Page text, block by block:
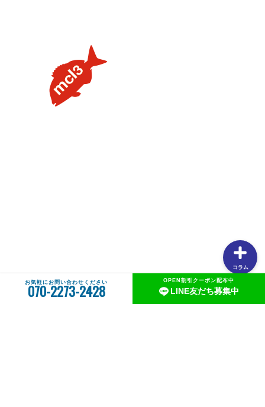
コラム
【タイラバの素朴な疑問を解説】用語や聞けない質問を解
説します③流行のネクタイトレンドってあるの？
【タイラバの素朴な疑問を解説】用語や聞けない質問を解
お気軽にお問い合わせください
070-2273-2428
OPEN割引クーポン配布中
LINE友だち募集中